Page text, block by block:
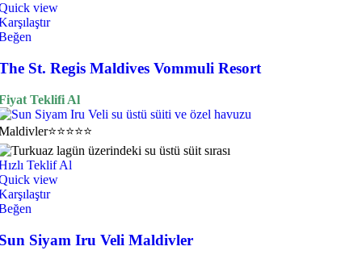
view
St. Regis Maldives Vommuli Resort
Teklifi Al
⭐⭐⭐⭐⭐
Teklif Al
view
Siyam Iru Veli Maldivler